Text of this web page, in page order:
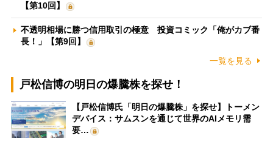
【第10回】
不透明相場に勝つ信用取引の極意 投資コミック「俺がカブ番
長！」【第9回】
一覧を見る
戸松信博の明日の爆騰株を探せ！
【戸松信博氏「明日の爆騰株」を探せ】トーメン
デバイス：サムスンを通じて世界のAIメモリ需
要…